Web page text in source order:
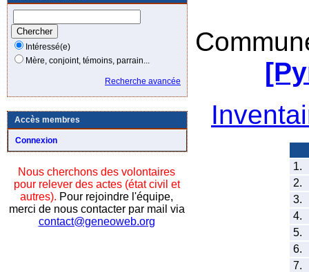
Intéressé(e)
Mère, conjoint, témoins, parrain...
Recherche avancée
Accès membres
Connexion
Nous cherchons des volontaires
pour relever des actes (état civil et
autres). Pour rejoindre l'équipe,
merci de nous contacter par mail via
contact@geneoweb.org
1.
2.
3.
4.
5.
6.
7.